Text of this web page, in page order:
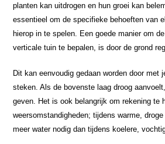
planten kan uitdrogen en hun groei kan
essentieel om de specifieke behoeften van
hierop in te spelen. Een goede manier om
verticale tuin te bepalen, is door de grond
Dit kan eenvoudig gedaan worden door met
steken. Als de bovenste laag droog
geven. Het is ook belangrijk om rekening te
weersomstandigheden; tijdens warme,
meer water nodig dan tijdens koelere,